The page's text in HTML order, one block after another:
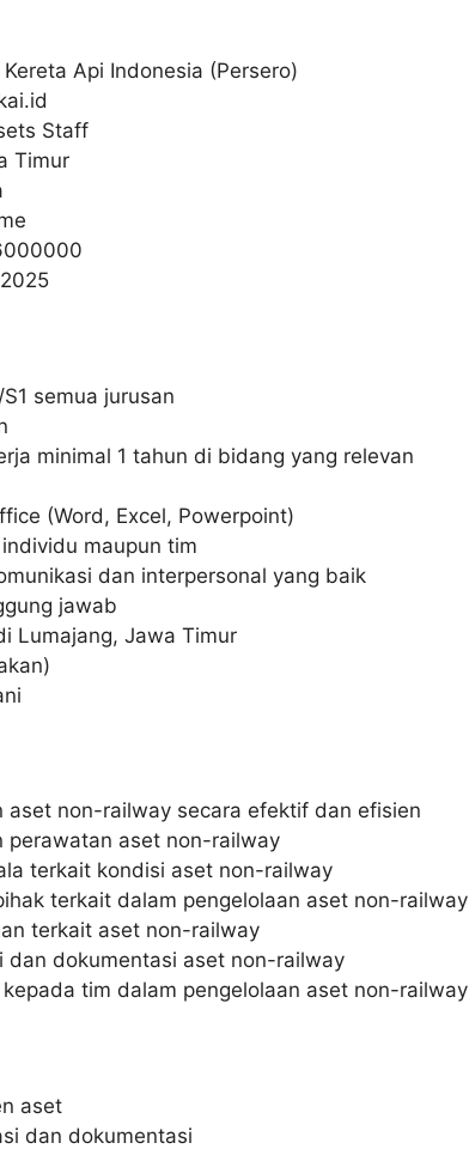
Kereta Api Indonesia (Persero)
Staff
Timur
semua jurusan
minimal 1 tahun di bidang yang relevan
(Word, Excel, Powerpoint)
maupun tim
dan interpersonal yang baik
jawab
Lumajang, Jawa Timur
aset non-railway secara efektif dan efisien
perawatan aset non-railway
terkait kondisi aset non-railway
terkait dalam pengelolaan aset non-railway
terkait aset non-railway
dan dokumentasi aset non-railway
tim dalam pengelolaan aset non-railway
aset
dan dokumentasi